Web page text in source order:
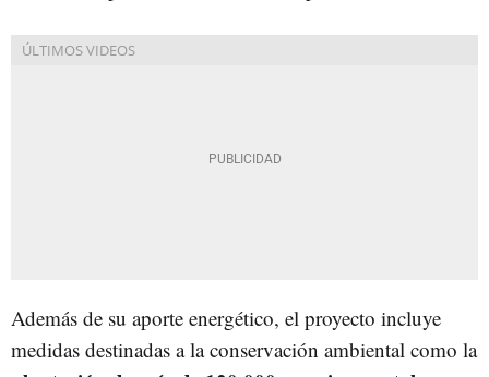
Además de su aporte energético, el proyecto incluye
medidas destinadas a la conservación ambiental como la